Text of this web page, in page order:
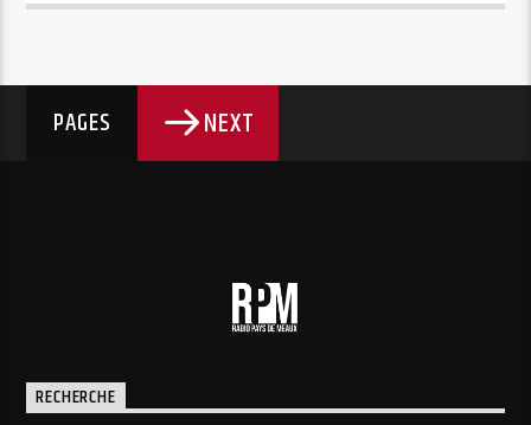
PAGES NEXT
RECHERCHE